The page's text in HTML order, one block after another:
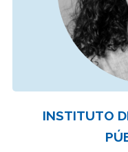
INSTITUTO